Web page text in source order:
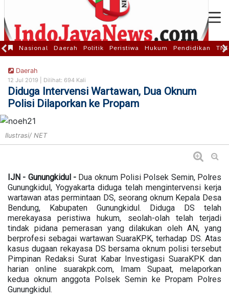
Nasional Daerah Politik Peristiwa Hukum Pendidikan
Daerah
12 Jul 2019 | Dilihat: 694 Kali
Diduga Intervensi Wartawan, Dua Oknum
Polisi Dilaporkan ke Propam
Ilustrasi/ NET
IJN - Gunungkidul - Dua oknum Polisi Polsek Semin, Polres
Gunungkidul, Yogyakarta diduga telah mengintervensi kerja
wartawan atas permintaan DS, seorang oknum Kepala Desa
Bendung, Kabupaten Gunungkidul. Diduga DS telah
merekayasa peristiwa hukum, seolah-olah telah terjadi
tindak pidana pemerasan yang dilakukan oleh AN, yang
berprofesi sebagai wartawan SuaraKPK, terhadap DS. Atas
kasus dugaan rekayasa DS bersama oknum polisi tersebut
Pimpinan Redaksi Surat Kabar Investigasi SuaraKPK dan
harian online suarakpk.com, Imam Supaat, melaporkan
kedua oknum anggota Polsek Semin ke Propam Polres
Gunungkidul.